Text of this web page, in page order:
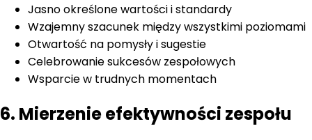
Jasno określone wartości i standardy
Wzajemny szacunek między wszystkimi poziomami
Otwartość na pomysły i sugestie
Celebrowanie sukcesów zespołowych
Wsparcie w trudnych momentach
6. Mierzenie efektywności zespołu